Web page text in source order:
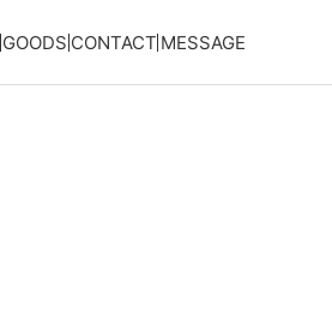
GOODS CONTACT MESSAGE